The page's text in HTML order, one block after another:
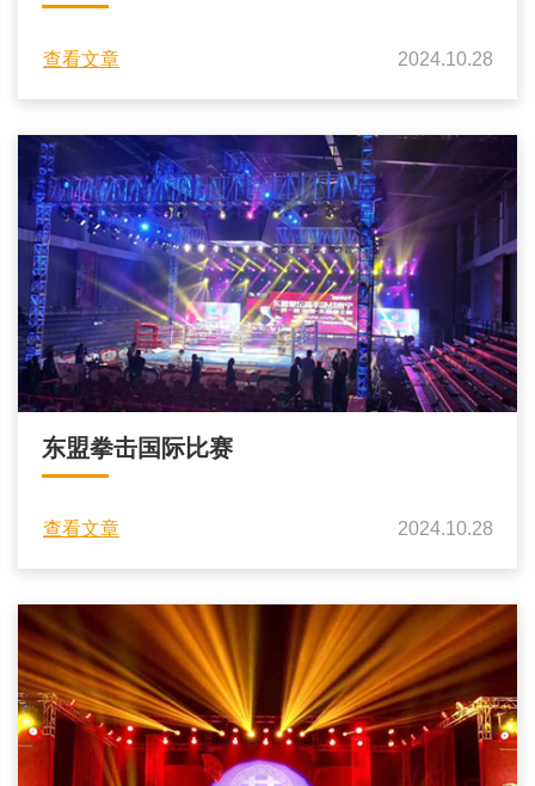
央电视台文艺晚会
查看文章 2024.10.28
东盟拳击国际比赛
查看文章 2024.10.28